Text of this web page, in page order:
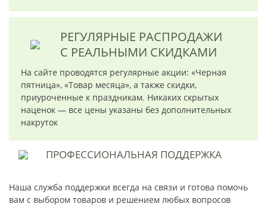
РЕГУЛЯРНЫЕ РАСПРОДАЖИ
С РЕАЛЬНЫМИ СКИДКАМИ
На сайте проводятся регулярные акции: «Черная
пятница», «Товар месяца», а также скидки,
приуроченные к праздникам. Никаких скрытых
наценок — все цены указаны без дополнительных
накруток
ПРОФЕССИОНАЛЬНАЯ ПОДДЕРЖКА
Наша служба поддержки всегда на связи и готова помочь
вам с выбором товаров и решением любых вопросов